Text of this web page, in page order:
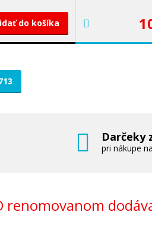
do košíka
Darčeky
pri nákupe
renomovanom